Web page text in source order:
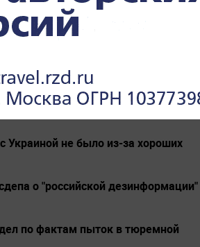
нападения друг на друга, а
территории стран, входивших в
НАТО
Украиной не было из-за хороших
о "российской дезинформации"
по фактам пыток в тюремной